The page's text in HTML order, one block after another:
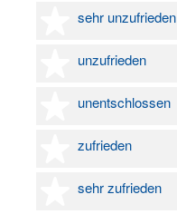
sehr unzufrieden
1 Stern
unzufrieden
2 Sterne
unentschlossen
3 Sterne
zufrieden
4 Sterne
sehr zufrieden
5 Sterne